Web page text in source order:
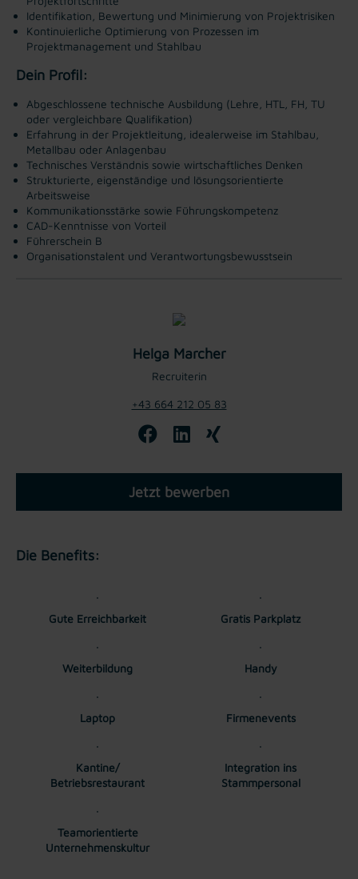
Identifikation, Bewertung und Minimierung von Projektrisiken
Kontinuierliche Optimierung von Prozessen im
Projektmanagement und Stahlbau
Dein Profil:
Abgeschlossene technische Ausbildung (Lehre, HTL, FH, TU
oder vergleichbare Qualifikation)
Erfahrung in der Projektleitung, idealerweise im Stahlbau,
Metallbau oder Anlagenbau
Technisches Verständnis sowie wirtschaftliches Denken
Strukturierte, eigenständige und lösungsorientierte
Arbeitsweise
Kommunikationsstärke sowie Führungskompetenz
CAD-Kenntnisse von Vorteil
Führerschein B
Organisationstalent und Verantwortungsbewusstsein
Helga Marcher
Recruiterin
+43 664 212 05 83
Jetzt bewerben
Die Benefits:
Gute Erreichbarkeit Gratis Parkplatz
Weiterbildung Handy
Laptop Firmenevents
Kantine/
Betriebsrestaurant
Integration ins
Stammpersonal
Teamorientierte
Unternehmenskultur